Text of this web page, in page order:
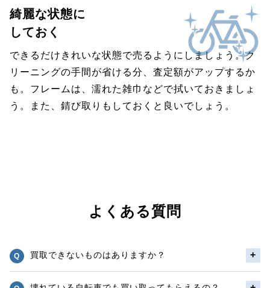
綺麗な状態に
しておく
できるだけきれいな状態で売るようにしましょう。ク
リーニングの手間が省ける分、査定額がアップするか
も。フレームは、濡れた雑巾などで拭いておきましょ
う。また、錆び取りもしておくと良いでしょう。
よくある質問
買取できないものはありますか？